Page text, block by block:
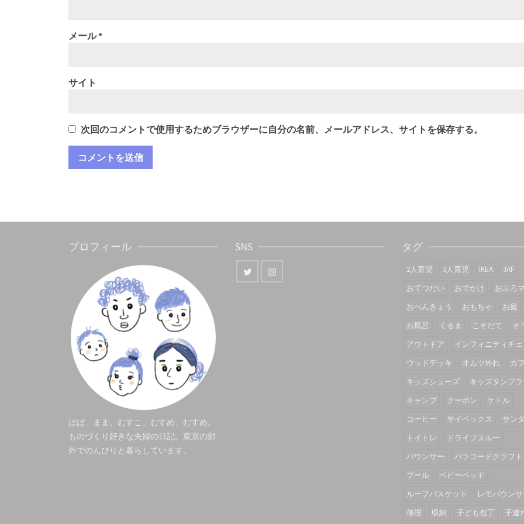
メール*
サイト
次回のコメントで使用するためブラウザーに自分の名前、メールアドレス、サイトを保存する。
プロフィール
ぱぱ、まま、むすこ、むすめ、むすめ。
ものづくり好きな夫婦の日記。東京の郊
外でのんびりと暮らしています。
SNS タグ
2人育児 3人育児 IKEA
JAF
おてつだい
おでかけ
おふろ
おべんきょう
おもちゃ
お庭
お風呂
くるま こそだて
そ
アウトドア
インフィニティチ
ウッドデッキ
オムツ外れ
カ
キッズシューズ
キッズタンブ
キャンプ
クーポン
ケトル
コーヒー
サイベックス
サン
トイトレ
ドライブスルー
バウンサー
パラコードクラフト
プール
ベビーベッド
ルーフバスケット
レモバウン
修理
収納 子ども包丁 子連